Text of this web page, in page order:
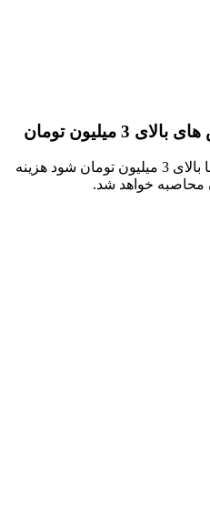
میلیون تومان
چنان چه جمع صورت حساب شما بالای 3 میلیون تومان شود هزینه
خواهد شد.